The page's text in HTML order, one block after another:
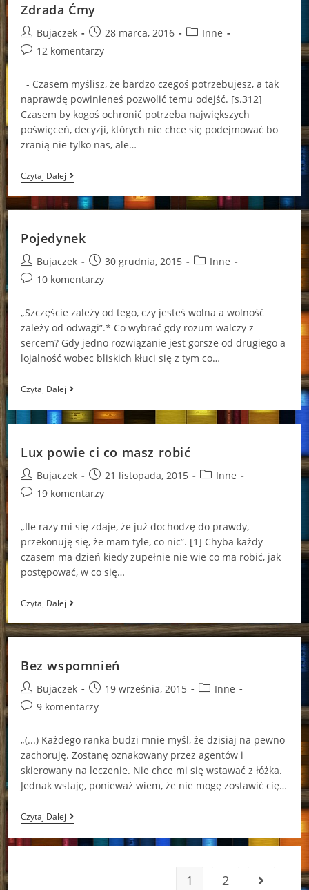
Zdrada Ćmy
Post
author:
Bujaczek
Post
published:
28 marca, 2016
PostInne
Post12 komentarzy
- Czasem myślisz, że bardzo czegoś potrzebujesz, a tak
naprawdę powinieneś pozwolić temu odejść. [s.312]
Czasem by kogoś ochronić potrzeba największych
poświęceń, decyzji, których nie chce się podejmować bo
zranią nie tylko nas, ale…
Czytaj DalejZdrada
Ćmy
Pojedynek
Post
author:
Bujaczek
Post
published:
30 grudnia, 2015
PostInne
Post10 komentarzy
„Szczęście zależy od tego, czy jesteś wolna a wolność
zależy od odwagi”.* Co wybrać gdy rozum walczy z
sercem? Gdy jedno rozwiązanie jest gorsze od drugiego a
lojalność wobec bliskich kłuci się z tym co…
Czytaj DalejPojedynek
Lux powie ci co masz robić
Post
author:
Bujaczek
Post
published:
21 listopada, 2015
PostInne
Post19 komentarzy
„Ile razy mi się zdaje, że już dochodzę do prawdy,
przekonuję się, że mam tyle, co nic”. [1] Chyba każdy
czasem ma dzień kiedy zupełnie nie wie co ma robić, jak
postępować, w co się…
Czytaj DalejLux
Powie
Ci
Co
Bez wspomnień
Post
author:
Bujaczek
Post
published:
19 września, 2015
PostInne
Post9 komentarzy
„(...) Każdego ranka budzi mnie myśl, że dzisiaj na pewno
zachoruję. Zostanę oznakowany przez agentów i
skierowany na leczenie. Nie chce mi się wstawać z łóżka.
Jednak wstaję, ponieważ wiem, że nie mogę zostawić cię…
Czytaj DalejBez
Wspomnień
1 2 Go to the